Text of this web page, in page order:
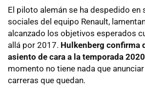
El piloto alemán se ha despedido en
sociales del equipo Renault,
alcanzado los objetivos esperados
allá por 2017. Hulkenberg confirma
asiento de cara a la temporada 2020
momento no tiene nada que
carreras que quedan.